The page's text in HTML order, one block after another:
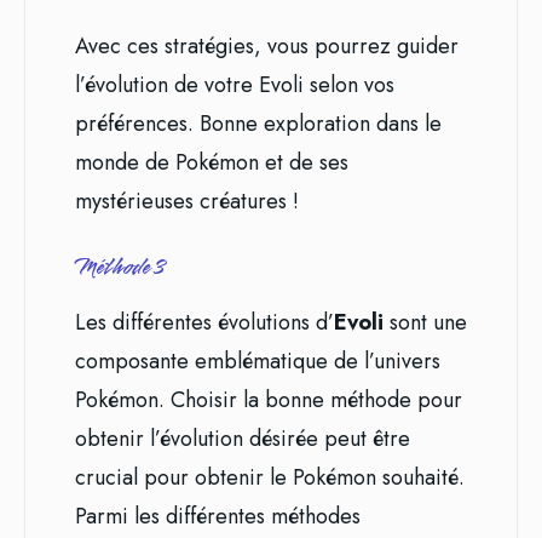
Avec ces stratégies, vous pourrez guider
l’évolution de votre Evoli selon vos
préférences. Bonne exploration dans le
monde de Pokémon et de ses
mystérieuses créatures !
Méthode 3
Les différentes évolutions d’Evoli sont une
composante emblématique de l’univers
Pokémon. Choisir la bonne méthode pour
obtenir l’évolution désirée peut être
crucial pour obtenir le Pokémon souhaité.
Parmi les différentes méthodes